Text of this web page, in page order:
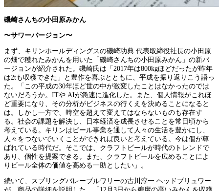
磯崎さんちの小田原みかん
〜サワーバージョン〜
まず、キリンホールディングスの磯崎功典 代表取締役社長の小田原
の畑で穫れたみかんを用いた「磯崎さんちの小田原みかん」の新バ
ージョンが紹介された。磯崎氏は「2017年は800kgほどだったが昨年
は2tも収穫できた」と豊作を喜ぶとともに、平成を振り返りこう語っ
た。「この平成の30年ほど世の中が激変したことはなかったのでは
ないだろうか。ITや AIが急速に進化した。また、個人情報がこれほ
ど重要になり、その分析がビジネスの行くえを決めることになると
は。しかし一方で、時空を超えて変えてはならないものも存在す
る。社会の課題を解決し、日本経済を成長させることを常日頃から
考えている。キリンはビール事業を通して人々の生活を豊かにし、
人々をつないでいくことができれば良いと考えている。今は個が尊
ばれている時代だ。そこでは、クラフトビールが時代のトレンドで
あり、個性を提案できる。また、クラフトビールを広めることによ
りビール全体の価値を高める一助としたい」。
続いて、スプリングバレーブルワリーの古川淳一 ヘッドブリュワー